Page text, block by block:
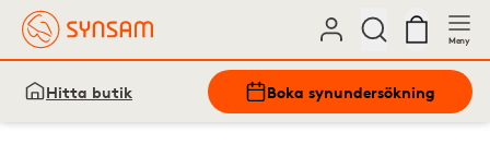
Meny
Hitta butik Boka synundersökning